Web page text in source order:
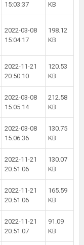
15:03:37
KB
2022-03-08
15:04:17
198.12
KB
2022-11-21
20:50:10
120.53
KB
2022-03-08
15:05:14
212.58
KB
2022-03-08
15:06:36
130.75
KB
2022-11-21
20:51:06
130.07
KB
2022-11-21
20:51:06
165.59
KB
2022-11-21
20:51:07
91.09
KB